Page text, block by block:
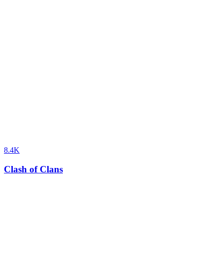
8.4K
Clash of Clans